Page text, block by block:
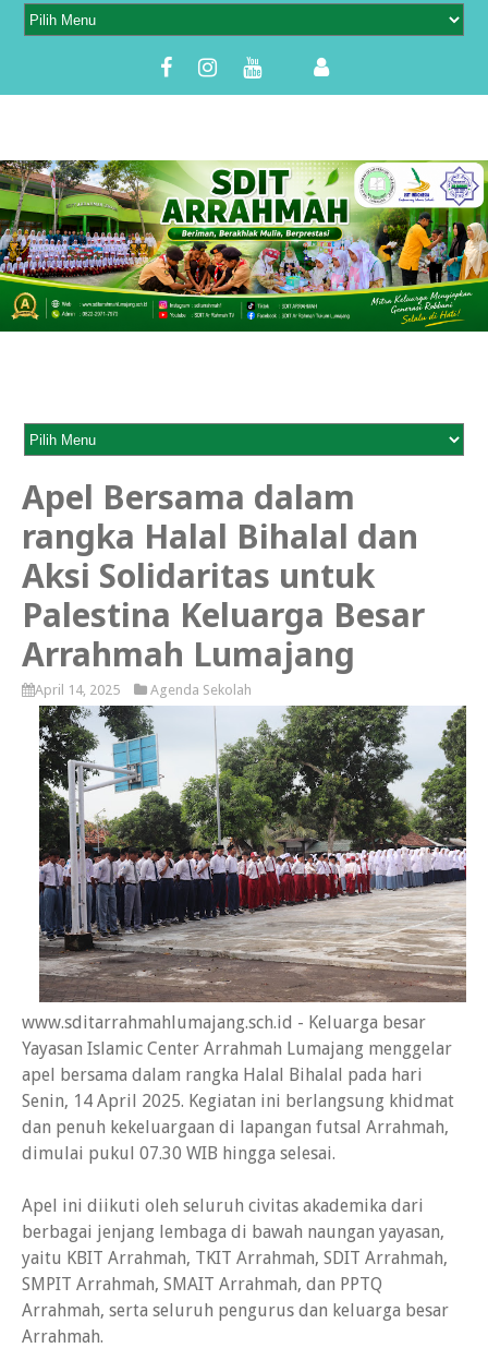
Apel Bersama dalam
rangka Halal Bihalal dan
Aksi Solidaritas untuk
Palestina Keluarga Besar
Arrahmah Lumajang
April 14, 2025 Agenda Sekolah
www.sditarrahmahlumajang.sch.id - Keluarga besar
Yayasan Islamic Center Arrahmah Lumajang menggelar
apel bersama dalam rangka Halal Bihalal pada hari
Senin, 14 April 2025. Kegiatan ini berlangsung khidmat
dan penuh kekeluargaan di lapangan futsal Arrahmah,
dimulai pukul 07.30 WIB hingga selesai.
Apel ini diikuti oleh seluruh civitas akademika dari
berbagai jenjang lembaga di bawah naungan yayasan,
yaitu KBIT Arrahmah, TKIT Arrahmah, SDIT Arrahmah,
SMPIT Arrahmah, SMAIT Arrahmah, dan PPTQ
Arrahmah, serta seluruh pengurus dan keluarga besar
Arrahmah.